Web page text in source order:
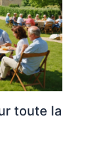
toute la